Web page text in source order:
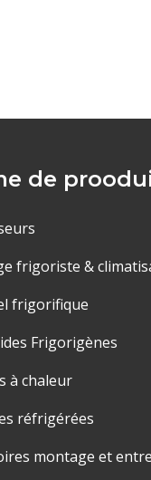
de
frigoriste &
frigorifique
Frigorigènes
à chaleur
réfrigérées
montage et